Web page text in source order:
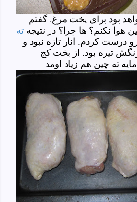
بود برای پخت مرغ. گفتم
هوا نکنم؟ ها چرا؟ در نتیجه ته
درست کردم. انار تازه نبود و
تیره بود. از بخت کج
ته چین هم زیاد اومد